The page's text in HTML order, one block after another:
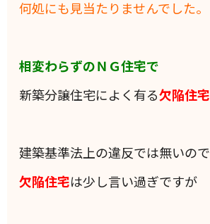
何処にも見当たりませんでした。
相変わらずのＮＧ住宅で
新築分譲住宅によく有る欠陥住宅
建築基準法上の違反では無いので
欠陥住宅は少し言い過ぎですが